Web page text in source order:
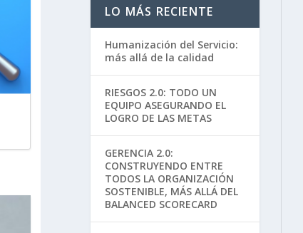
LO MÁS RECIENTE
Humanización del Servicio:
más allá de la calidad
RIESGOS 2.0: TODO UN
EQUIPO ASEGURANDO EL
LOGRO DE LAS METAS
GERENCIA 2.0:
CONSTRUYENDO ENTRE
TODOS LA ORGANIZACIÓN
SOSTENIBLE, MÁS ALLÁ DEL
BALANCED SCORECARD